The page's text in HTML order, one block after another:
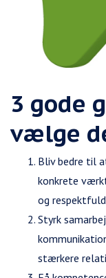
3 gode
vælge
Bliv bedre til
konkrete
og
Styrk
stærkere